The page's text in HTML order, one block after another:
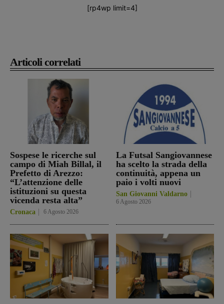
Articoli correlati
Sospese le ricerche sul
campo di Miah Billal, il
Prefetto di Arezzo:
“L’attenzione delle
istituzioni su questa
vicenda resta alta”
Cronaca 6 Agosto 2026
La Futsal Sangiovannese
ha scelto la strada della
continuità, appena un
paio i volti nuovi
San Giovanni Valdarno
6 Agosto 2026
[rp4wp limit=4]